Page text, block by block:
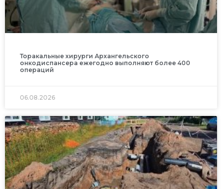
Торакальные хирурги Архангельского
онкодиспансера ежегодно выполняют более 400
операций
06.08.2026